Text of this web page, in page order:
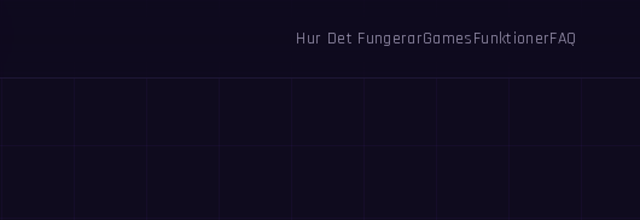
Hur Det FungerarGamesFunktionerFAQ